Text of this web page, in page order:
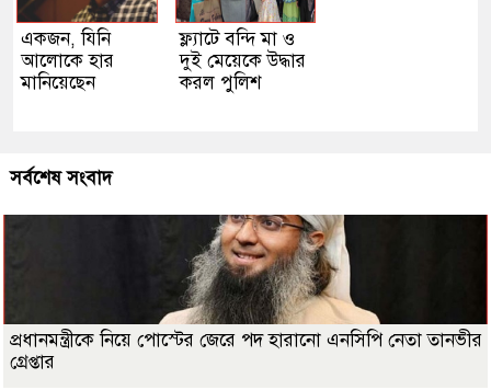
একজন, যিনি
আলোকে হার
মানিয়েছেন
ফ্ল্যাটে বন্দি মা ও
দুই মেয়েকে উদ্ধার
করল পুলিশ
সর্বশেষ সংবাদ
প্রধানমন্ত্রীকে নিয়ে পোস্টের জেরে পদ হারানো এনসিপি নেতা তানভীর
গ্রেপ্তার